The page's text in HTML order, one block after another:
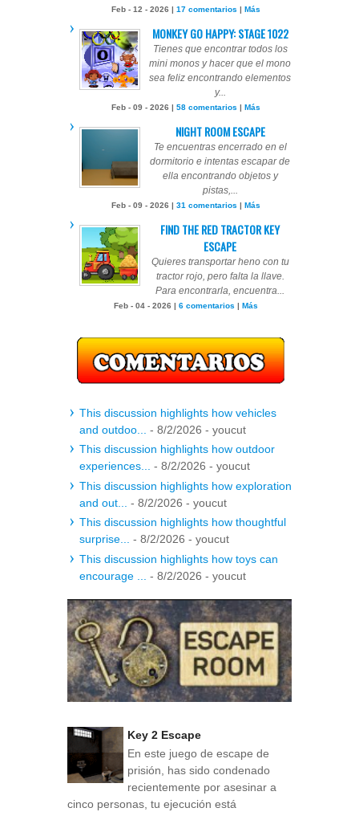
Feb - 12 - 2026 | 17 comentarios | Más
MONKEY GO HAPPY: STAGE 1022
Tienes que encontrar todos los
mini monos y hacer que el mono
sea feliz encontrando elementos
y...
Feb - 09 - 2026 | 58 comentarios | Más
NIGHT ROOM ESCAPE
Te encuentras encerrado en el
dormitorio e intentas escapar de
ella encontrando objetos y
pistas,...
Feb - 09 - 2026 | 31 comentarios | Más
FIND THE RED TRACTOR KEY
ESCAPE
Quieres transportar heno con tu
tractor rojo, pero falta la llave.
Para encontrarla, encuentra...
Feb - 04 - 2026 | 6 comentarios | Más
This discussion highlights how vehicles
and outdoo...
- 8/2/2026 - youcut
This discussion highlights how outdoor
experiences... - 8/2/2026 - youcut
This discussion highlights how exploration
and out...
- 8/2/2026 - youcut
This discussion highlights how thoughtful
surprise... - 8/2/2026 - youcut
This discussion highlights how toys can
encourage ...
- 8/2/2026 - youcut
Key 2 Escape
En este juego de escape de
prisión, has sido condenado
recientemente por asesinar a
cinco personas, tu ejecución está